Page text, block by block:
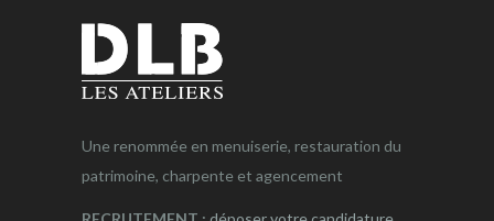
Une renommée en menuiserie, restauration du
patrimoine, charpente et agencement